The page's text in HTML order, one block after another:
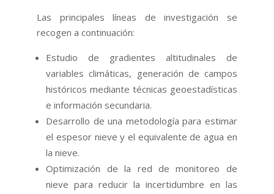
Las principales líneas de investigación se
recogen a continuación:
Estudio de gradientes altitudinales de
variables climáticas, generación de campos
históricos mediante técnicas geoestadísticas
e información secundaria.
Desarrollo de una metodología para estimar
el espesor nieve y el equivalente de agua en
la nieve.
Optimización de la red de monitoreo de
nieve para reducir la incertidumbre en las